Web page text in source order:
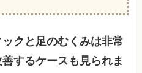
クと足のむくみは非常
するケースも見られま